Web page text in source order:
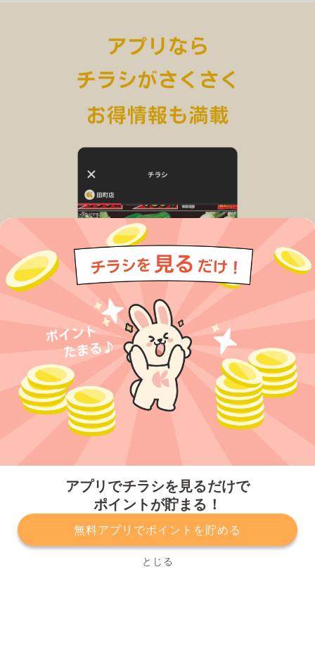
アプリでチラシを見るだけで
ポイントが貯まる！
無料アプリでポイントを貯める
とじる
プライバシーポリシー 利用規約
運営会社
サービスに関してのお問い合わせ